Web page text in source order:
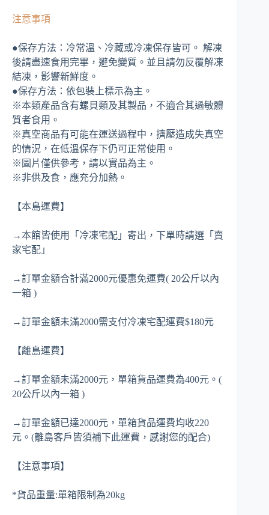
注意事項
●保存方法：冷常溫、冷藏或冷凍保存皆可。 解凍
後請盡速食用完畢，避免變質。並且請勿反覆解凍
結凍，影響新鮮度。
●保存方法：依包裝上標示為主。
※本類產品含有螺貝類及其製品，不適合其過敏體
質者食用。
※真空商品有可能在運送過程中，擠壓造成失真空
的情況，在低溫保存下仍可正常使用。
※圖片僅供參考，請以實品為主。
※非供及食，應充分加熱。
【本島運費】
→本館皆使用「冷凍宅配」寄出，下單時請選「賣
家宅配」
→訂單金額合計滿2000元優惠免運費( 20公斤以內
一箱 )
→訂單金額未滿2000需支付冷凍宅配運費$180元
【離島運費】
→訂單金額未滿2000元，單箱貨品運費為400元。(
20公斤以內一箱 )
→訂單金額已達2000元，單箱貨品運費均收220
元。(離島客戶皆須補下此運費，感謝您的配合)
【注意事項】
*貨品重量:單箱限制為20kg